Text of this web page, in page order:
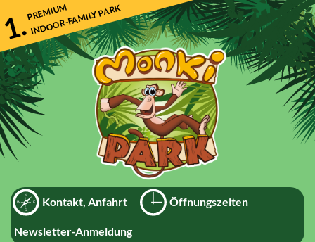
zum
Inhalt
PREMIUM
INDOOR-FAMILY PARK
1.
Kontakt, Anfahrt Öffnungszeiten
Newsletter-Anmeldung